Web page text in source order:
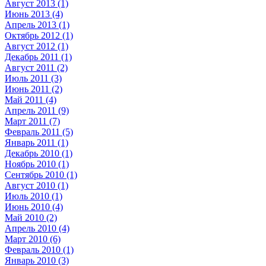
Август 2013 (1)
Июнь 2013 (4)
Апрель 2013 (1)
Октябрь 2012 (1)
Август 2012 (1)
Декабрь 2011 (1)
Август 2011 (2)
Июль 2011 (3)
Июнь 2011 (2)
Май 2011 (4)
Апрель 2011 (9)
Март 2011 (7)
Февраль 2011 (5)
Январь 2011 (1)
Декабрь 2010 (1)
Ноябрь 2010 (1)
Сентябрь 2010 (1)
Август 2010 (1)
Июль 2010 (1)
Июнь 2010 (4)
Май 2010 (2)
Апрель 2010 (4)
Март 2010 (6)
Февраль 2010 (1)
Январь 2010 (3)